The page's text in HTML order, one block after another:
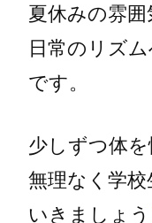
夏休みの雰囲
日常のリズ
です。
少しずつ体を
無理なく学
いきましょう